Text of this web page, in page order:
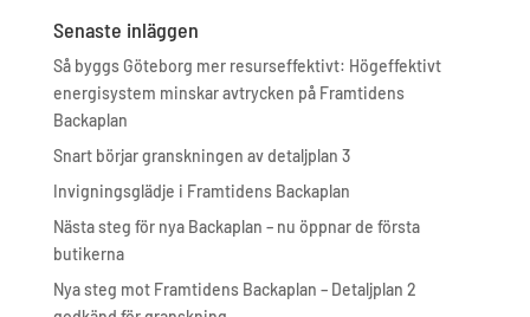
Senaste inläggen
Så byggs Göteborg mer resurseffektivt: Högeffektivt
energisystem minskar avtrycken på Framtidens
Backaplan
Snart börjar granskningen av detaljplan 3
Invigningsglädje i Framtidens Backaplan
Nästa steg för nya Backaplan – nu öppnar de första
butikerna
Nya steg mot Framtidens Backaplan – Detaljplan 2